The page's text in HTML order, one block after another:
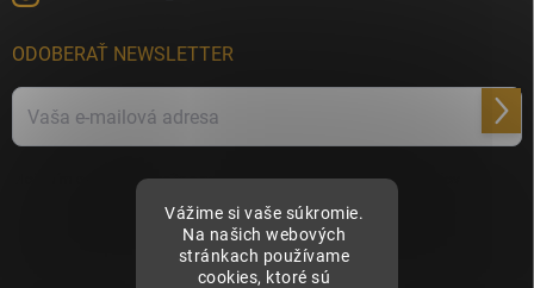
Vážime si vaše súkromie.
Na našich webových
stránkach používame
cookies, ktoré sú
ODOBERAŤ NEWSLETTER
Vložením e-mailu súhlasíte spodmienkami ochrany osobných údajov
sa